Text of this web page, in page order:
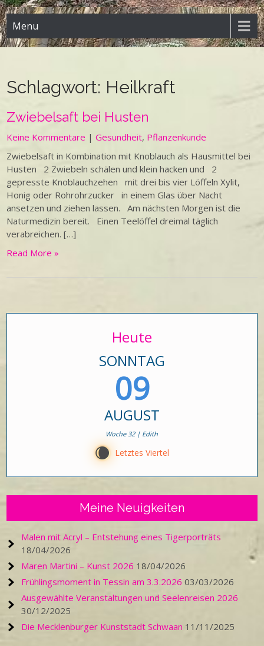
Menu
Schlagwort: Heilkraft
Zwiebelsaft bei Husten
Keine Kommentare |Gesundheit, Pflanzenkunde
Zwiebelsaft in Kombination mit Knoblauch als Hausmittel bei
Husten 2 Zwiebeln schälen und klein hacken und 2
gepresste Knoblauchzehen mit drei bis vier Löffeln Xylit,
Honig oder Rohrohrzucker in einem Glas über Nacht
ansetzen und ziehen lassen. Am nächsten Morgen ist die
Naturmedizin bereit. Einen Teelöffel dreimal täglich
verabreichen. […]
Read More »
Heute
SONNTAG
09
AUGUST
Woche 32 | Edith
W Letztes Viertel
Meine Neuigkeiten
Malen mit Acryl – Entstehung eines Tigerporträts
18/04/2026
Maren Martini – Kunst 2026 18/04/2026
Frühlingsmoment in Tessin am 3.3.2026 03/03/2026
Ausgewählte Veranstaltungen und Seelenreisen 2026
30/12/2025
Die Mecklenburger Kunststadt Schwaan 11/11/2025